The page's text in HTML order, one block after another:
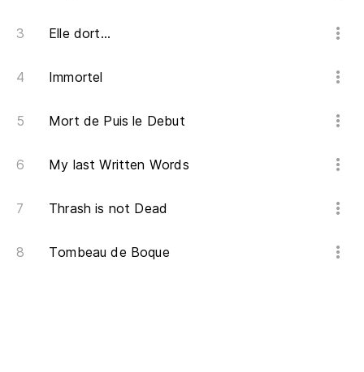
Elle dort…
Immortel
Mort de Puis le Debut
My last Written Words
Thrash is not Dead
Tombeau de Boque